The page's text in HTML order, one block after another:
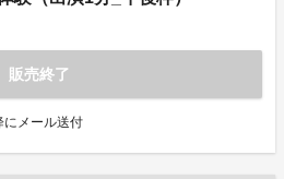
販売終了
にメール送付